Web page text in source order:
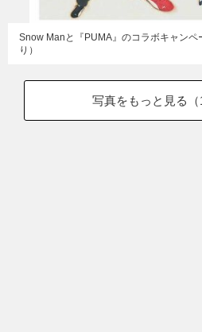
Snow Manと『PUMA』のコラボキャンペ
り）
写真をもっと見る（